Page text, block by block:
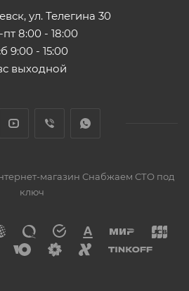
ул. Телегина 30
8:00 - 18:00
9:00 - 15:00
выходной
магазин Снабжаем СТО под
ключ